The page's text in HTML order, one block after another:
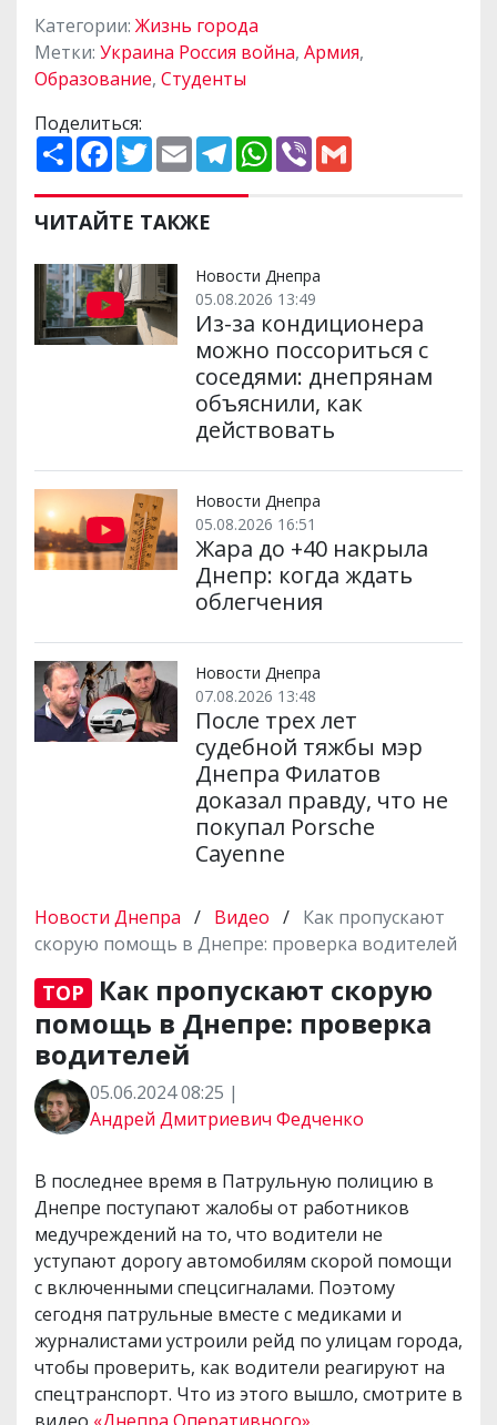
Категории: Жизнь города
Метки: Украина Россия война, Армия,
Образование, Студенты
Поделиться:
П
о
и
р
и
и
F
a
e
b
o
k
T
w
t
t
e
E
m
i
l
T
e
e
m
W
h
p
V
ЧИТАЙТЕ ТАКЖЕ
Новости Днепра
05.08.2026 13:49
Из-за кондиционера
можно поссориться с
соседями: днепрянам
объяснили, как
действовать
Новости Днепра
05.08.2026 16:51
Жара до +40 накрыла
Днепр: когда ждать
облегчения
Новости Днепра
07.08.2026 13:48
После трех лет
судебной тяжбы мэр
Днепра Филатов
доказал правду, что не
покупал Porsche
Cayenne
Новости Днепра / Видео / Как пропускают
скорую помощь в Днепре: проверка водителей
TOP
Как пропускают скорую
помощь в Днепре: проверка
водителей
05.06.2024 08:25 |
Андрей Дмитриевич Федченко
В последнее время в Патрульную полицию в
Днепре поступают жалобы от работников
медучреждений на то, что водители не
уступают дорогу автомобилям скорой помощи
с включенными спецсигналами. Поэтому
сегодня патрульные вместе с медиками и
журналистами устроили рейд по улицам города,
чтобы проверить, как водители реагируют на
спецтранспорт. Что из этого вышло, смотрите в